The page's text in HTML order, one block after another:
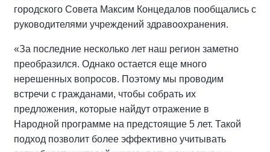
городского Совета Максим Концедалов пообщались с
руководителями учреждений здравоохранения.
«За последние несколько лет наш регион заметно
преобразился. Однако остается еще много
нерешенных вопросов. Поэтому мы проводим
встречи с гражданами, чтобы собрать их
предложения, которые найдут отражение в
Народной программе на предстоящие 5 лет. Такой
подход позволит более эффективно учитывать